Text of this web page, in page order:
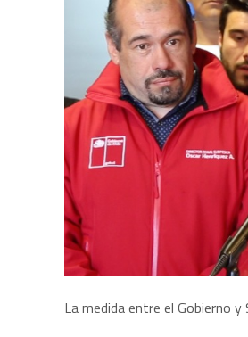
La medida entre el Gobierno